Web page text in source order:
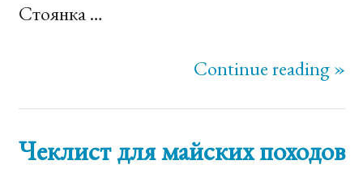
Стоянка …
Continue reading »
Чеклист для майских походов